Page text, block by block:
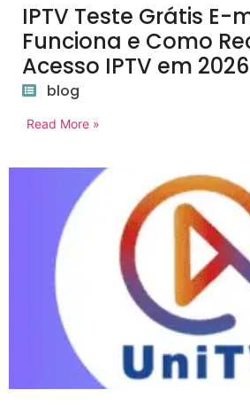
IPTV Teste Grátis E-
Funciona e Como
Acesso IPTV em 2026
blog
Read More »